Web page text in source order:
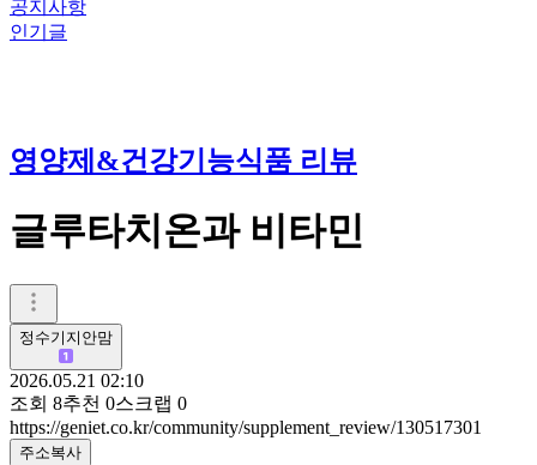
공지사항
인기글
영양제&건강기능식품 리뷰
글루타치온과 비타민
정수기지안맘
2026.05.21 02:10
조회 8추천 0스크랩 0
https://geniet.co.kr/community/supplement_review/130517301
주소복사